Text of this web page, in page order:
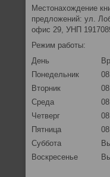
Местонахождение
предложений: ул.
офис 29, УНП
Режим работы:
День
Понедельник
Вторник
Среда
Четверг
Пятница
Суббота
Воскресенье